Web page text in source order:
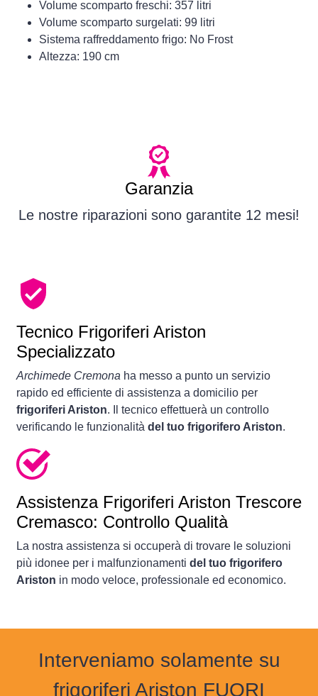
Volume scomparto freschi: 357 litri
Volume scomparto surgelati: 99 litri
Sistema raffreddamento frigo: No Frost
Altezza: 190 cm
Garanzia
Le nostre riparazioni sono garantite 12 mesi!
Tecnico Frigoriferi Ariston
Specializzato
Archimede Cremona ha messo a punto un servizio
rapido ed efficiente di assistenza a domicilio per
frigoriferi Ariston. Il tecnico effettuerà un controllo
verificando le funzionalità del tuo frigorifero Ariston.
Assistenza Frigoriferi Ariston Trescore
Cremasco: Controllo Qualità
La nostra assistenza si occuperà di trovare le soluzioni
più idonee per i malfunzionamenti del tuo frigorifero
Ariston in modo veloce, professionale ed economico.
Interveniamo solamente su
frigoriferi Ariston FUORI